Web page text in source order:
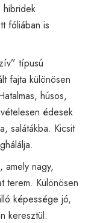
hibridek
fóliában is
típusú
fajta különösen
húsos,
édesek
salátákba. Kicsit
amely nagy,
terem. Különösen
képessége jó,
keresztül.